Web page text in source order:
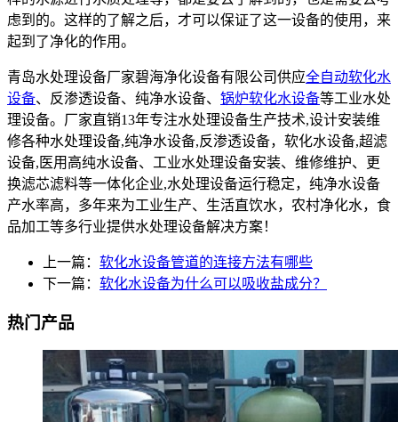
虑到的。这样的了解之后，才可以保证了这一设备的使用，来
起到了净化的作用。
青岛水处理设备厂家碧海净化设备有限公司供应全自动软化水
设备、反渗透设备、纯净水设备、 锅炉软化水设备等工业水处
理设备。厂家直销13年专注水处理设备生产技术,设计安装维
修各种水处理设备,纯净水设备,反渗透设备，软化水设备,超滤
设备,医用高纯水设备、工业水处理设备安装、维修维护、更
换滤芯滤料等一体化企业,水处理设备运行稳定，纯净水设备
产水率高，多年来为工业生产、生活直饮水，农村净化水，食
品加工等多行业提供水处理设备解决方案！
上一篇： 软化水设备管道的连接方法有哪些
下一篇： 软化水设备为什么可以吸收盐成分？
热门产品